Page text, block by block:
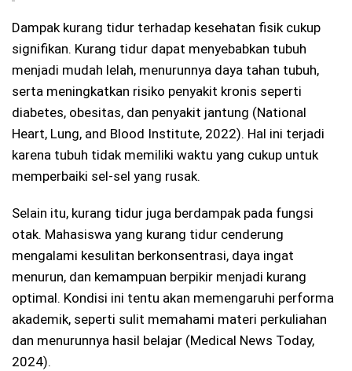
Dampak kurang tidur terhadap kesehatan fisik cukup
signifikan. Kurang tidur dapat menyebabkan tubuh
menjadi mudah lelah, menurunnya daya tahan tubuh,
serta meningkatkan risiko penyakit kronis seperti
diabetes, obesitas, dan penyakit jantung (National
Heart, Lung, and Blood Institute, 2022). Hal ini terjadi
karena tubuh tidak memiliki waktu yang cukup untuk
memperbaiki sel-sel yang rusak.
Selain itu, kurang tidur juga berdampak pada fungsi
otak. Mahasiswa yang kurang tidur cenderung
mengalami kesulitan berkonsentrasi, daya ingat
menurun, dan kemampuan berpikir menjadi kurang
optimal. Kondisi ini tentu akan memengaruhi performa
akademik, seperti sulit memahami materi perkuliahan
dan menurunnya hasil belajar (Medical News Today,
2024).